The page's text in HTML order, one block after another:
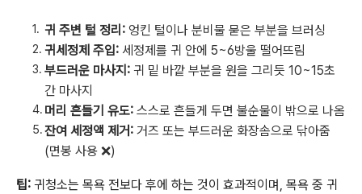
귀 주변 털 정리: 엉킨 털이나 분비물 묻은 부분을 브러싱
귀세정제 주입: 세정제를 귀 안에 5~6방울 떨어뜨림
부드러운 마사지: 귀 밑 바깥 부분을 원을 그리듯 10~15초
간 마사지
머리 흔들기 유도: 스스로 흔들게 두면 불순물이 밖으로 나옴
잔여 세정액 제거: 거즈 또는 부드러운 화장솜으로 닦아줌
(면봉 사용 ❌)
팁: 귀청소는 목욕 전보다 후에 하는 것이 효과적이며, 목욕 중 귀